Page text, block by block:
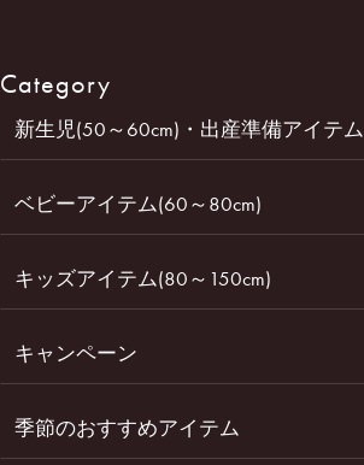
Category
新生児(50～60cm)・出産準備アイテム
ベビーアイテム(60～80cm)
キッズアイテム(80～150cm)
キャンペーン
季節のおすすめアイテム